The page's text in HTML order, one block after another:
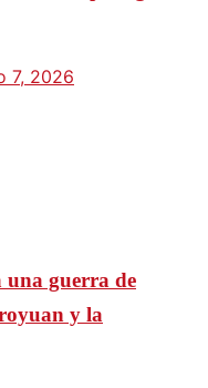
7, 2026
una guerra de
y la